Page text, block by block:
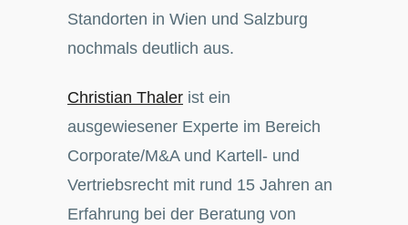
Standorten in Wien und Salzburg
nochmals deutlich aus.
Christian Thaler ist ein
ausgewiesener Experte im Bereich
Corporate/M&A und Kartell- und
Vertriebsrecht mit rund 15 Jahren an
Erfahrung bei der Beratung von